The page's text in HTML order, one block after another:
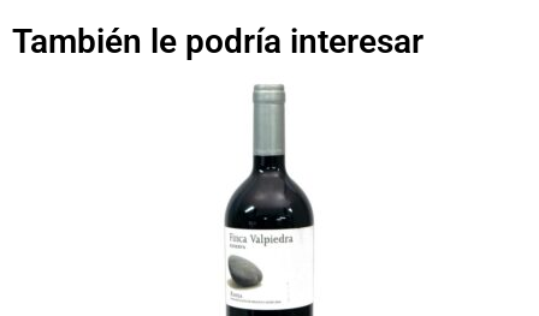
También le podría interesar